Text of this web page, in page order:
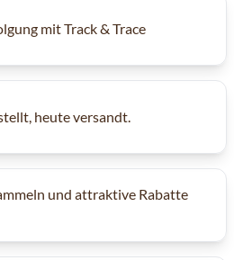
mit Track & Trace
heute versandt.
und attraktive Rabatte